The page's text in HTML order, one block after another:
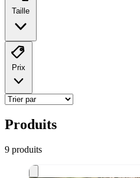
Produits
9 produits